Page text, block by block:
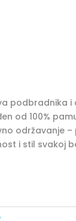
podbradnika
od 100%
održavanje –
i stil svakoj